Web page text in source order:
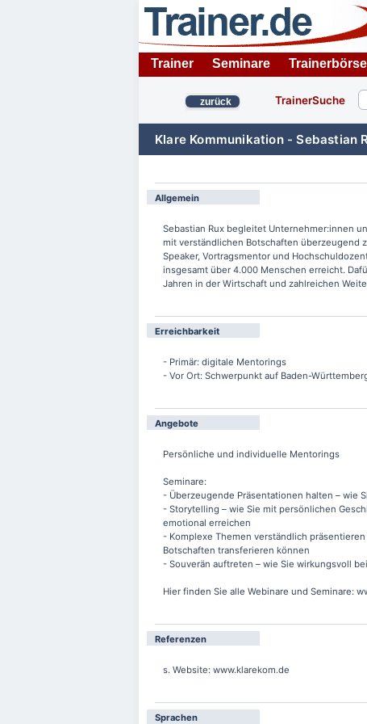
Trainer Seminare Trainerbörse
zurück TrainerSuche
Klare Kommunikation - Sebastian
Allgemein
Sebastian Rux begleitet Unternehmer:innen
mit verständlichen Botschaften überzeugend
Speaker, Vortragsmentor und
insgesamt über 4.000 Menschen erreicht.
Jahren in der Wirtschaft und zahlreichen
Erreichbarkeit
- Primär: digitale Mentorings
- Vor Ort: Schwerpunkt auf Baden-
Angebote
Persönliche und individuelle Mentorings
Seminare:
- Überzeugende Präsentationen halten – wie
- Storytelling – wie Sie mit persönlichen
emotional erreichen
- Komplexe Themen verständlich
Botschaften transferieren können
- Souverän auftreten – wie Sie wirkungsvoll
Hier finden Sie alle Webinare und Seminare:
Referenzen
s. Website: www.klarekom.de
Sprachen